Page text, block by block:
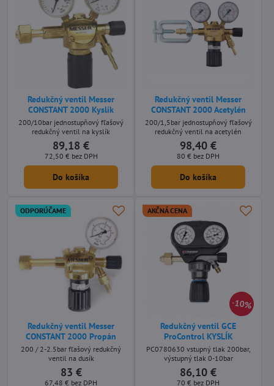
Redukčný ventil Messer
CONSTANT 2000 Kyslík
200/10bar jednostupňový fľašový
redukčný ventil na kyslík
89,18 €
72,50 € bez DPH
Do košíka
Redukčný ventil Messer
CONSTANT 2000 Acetylén
200/1,5bar jednostupňový fľašový
redukčný ventil na acetylén
98,40 €
80 € bez DPH
Do košíka
ODPORÚČAME
Redukčný ventil Messer
CONSTANT 2000 Propán
200 / 2-2.5bar fľašový redukčný
ventil na dusík
83 €
67,48 € bez DPH
10%
AKČNÁ CENA
Redukčný ventil GCE
ProControl KYSLÍK
PC0780630 vstupný tlak 200bar,
výstupný tlak 0-10bar
86,10 €
70 € bez DPH